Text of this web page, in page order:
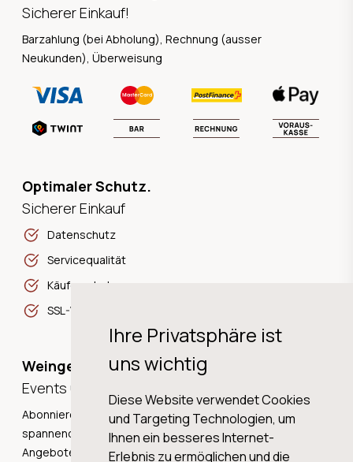
Ihre Privatsphäre ist
uns wichtig
Diese Website verwendet Cookies
und Targeting Technologien, um
Ihnen ein besseres Internet-
Erlebnis zu ermöglichen und die
Sicherer Einkauf!
Barzahlung (bei Abholung), Rechnung (ausser
Neukunden), Überweisung
Optimaler Schutz.
Sicherer Einkauf
Datenschutz
Servicequalität
Käuferschutz
SSL-Verschlüsselung
Weingeschichten,
Events und Neuigkeiten!
Abonnieren Sie unseren Newsletter und erhalten Sie
spannende Weingeschichten, Neuigkeiten und tolle
Angebote direkt in Ihre Mailbox.